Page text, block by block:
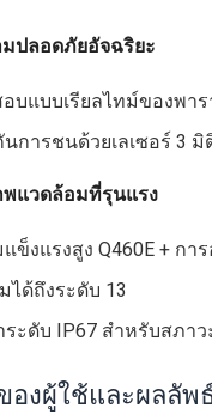
ปลอดภัยอัจฉริยะ
บแบบเรียลไทม์ของพา
การชนด้วยเลเซอร์ 3
แวดล้อมที่รุนแรง
ข็งแรงสูง Q460E +
ด้ถึงระดับ 13
ระดับ IP67 สำหรับสภ
องผู้ใช้และผลลั